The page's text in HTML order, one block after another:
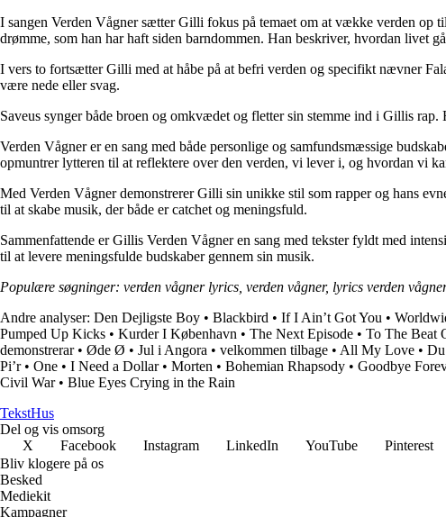
I sangen Verden Vågner sætter Gilli fokus på temaet om at vække verden op
drømme, som han har haft siden barndommen. Han beskriver, hvordan livet
I vers to fortsætter Gilli med at håbe på at befri verden og specifikt nævner
være nede eller svag.
Saveus synger både broen og omkvædet og fletter sin stemme ind i Gillis
Verden Vågner er en sang med både personlige og samfundsmæssige
opmuntrer lytteren til at reflektere over den verden, vi lever i, og hvordan vi
Med Verden Vågner demonstrerer Gilli sin unikke stil som rapper og hans
til at skabe musik, der både er catchet og meningsfuld.
Sammenfattende er Gillis Verden Vågner en sang med tekster fyldt med
til at levere meningsfulde budskaber gennem sin musik.
Populære søgninger: verden vågner lyrics, verden vågner, lyrics verden
Andre analyser: Den Dejligste Boy • Blackbird • If I Ain’t Got You •
Pumped Up Kicks • Kurder I København • The Next Episode • To The Beat
demonstrerar• Øde Ø • Jul i Angora • ​velkommen tilbage • All My Love •
Pi’r• One • I Need a Dollar• Morten • Bohemian Rhapsody • Goodbye
Civil War• Blue Eyes Crying in the Rain
TekstHus
Del og vis omsorg
X
Facebook Instagram LinkedIn YouTube Pinterest
Bliv klogere på os
Besked
Mediekit
Kampagner